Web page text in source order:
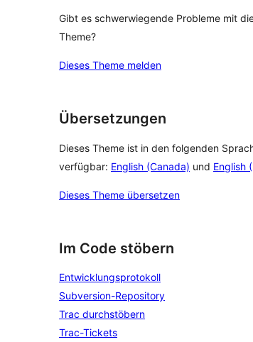
Gibt es schwerwiegende Probleme mit
Theme?
Dieses Theme melden
Übersetzungen
Dieses Theme ist in den folgenden
verfügbar: English (Canada) und English
Dieses Theme übersetzen
Im Code stöbern
Entwicklungsprotokoll
Subversion-Repository
Trac durchstöbern
Trac-Tickets